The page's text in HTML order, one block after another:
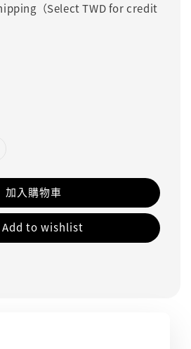
（Select TWD for credit
加入購物車
Add to wishlist